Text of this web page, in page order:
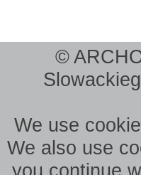
©
We use
We also use
you continue